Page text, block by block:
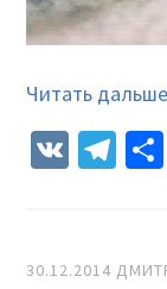
Читать
VK
30.12.2014